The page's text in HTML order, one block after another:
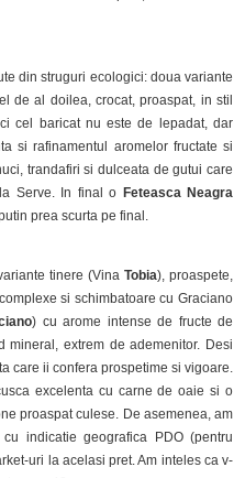
din struguri ecologici: doua variante
de al doilea, crocat, proaspat, in stil
cel baricat nu este de lepadat, dar
si rafinamentul aromelor fructate si
trandafiri si dulceata de gutui care
Serve. In final o Feteasca Neagra
prea scurta pe final.
tinere (VinaTobia), proaspete,
si schimbatoare cu Graciano
) cu arome intense de fructe de
extrem de ademenitor. Desi
care ii confera prospetime si vigoare.
excelenta cu carne de oaie si o
proaspat culese. De asemenea, am
indicatie geografica PDO (pentru
uri la acelasi pret. Am inteles ca v-